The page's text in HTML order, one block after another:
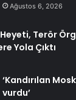
Ağustos 6, 2026
Terör
Yola Çıktı
‘Kandırılan
vurdu’